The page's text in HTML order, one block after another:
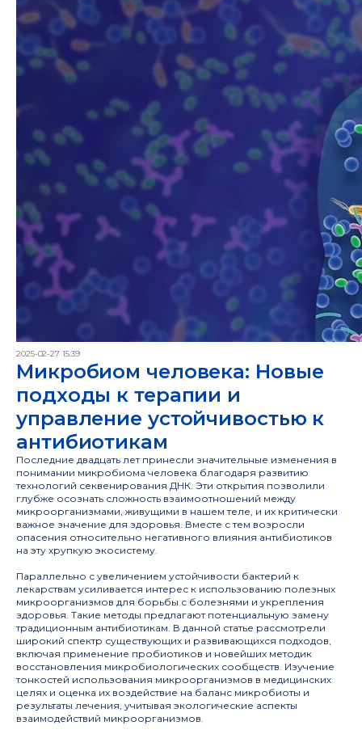
2025-02-27 15:39
Микробиом человека: Новые
подходы к терапии и
управление устойчивостью к
антибиотикам
Последние двадцать лет принесли значительные изменения в
понимании микробиома человека благодаря развитию
технологий секвенирования ДНК. Эти открытия позволили
глубже осознать сложность взаимоотношений между
микроорганизмами, живущими в нашем теле, и их критически
важное значение для здоровья. Вместе с тем возросли
опасения относительно негативного влияния антибиотиков
на эту хрупкую экосистему.
Параллельно с увеличением устойчивости бактерий к
лекарствам усиливается интерес к использованию полезных
микроорганизмов для борьбы с болезнями и укрепления
здоровья. Такие методы предлагают потенциальную замену
традиционным антибиотикам. В данной статье рассмотрели
широкий спектр существующих и развивающихся подходов,
включая применение пробиотиков и новейших методик
восстановления микробиологических сообществ. Изучение
тонкостей использования микроорганизмов в медицинских
целях и оценка их воздействие на баланс микробиоты и
результаты лечения, учитывая экологические аспекты
взаимодействий микроорганизмов.
Публикации
Новости
Журнал
Мероприятия
Руководство
Информация
Документы
Структура
Деятельность
Совет Российской академии
наук
по персонализированной
медицине